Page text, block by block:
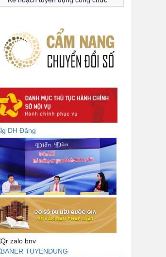
để xử lý, khắc phục theo Kết luận
Lấy ý kiến góp ý dự thảo Tờ trình
và Quyết định Phân cấp thực hiện
hỗ trợ người lao động đi làm việc ở
nước ngoài theo hợp đồng đối với
phương
Về việc lấy ý kiến góp ý Dự thảo
Quyết định phân cấp thực hiện quy
định về người lao động nước ngoài
làm việc trên địa bàn tỉnh Đắk Lắk
theo trình tự, thủ tục rút gọn trong
xây dựng, ban hành văn bản quy
phạm pháp luật
Góp ý dự thảo Thông tư quy định
nghiệp vụ lưu trữ tài liệu lưu trữ số:
DANH SÁCH HỒ SƠ CÁN BỘ ĐI B
TỈNH ĐĂK LẮK -
Lấy ý kiến dự thảo Quyết định quy
phạm pháp luật quy định về thành
lập, tổ chức và hoạt động của tổ